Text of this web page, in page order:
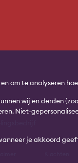
om te analyseren
wij en derden
Niet-
je akkoord